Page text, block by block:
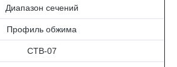
Диапазон сечений
Профиль обжима
СТВ-07